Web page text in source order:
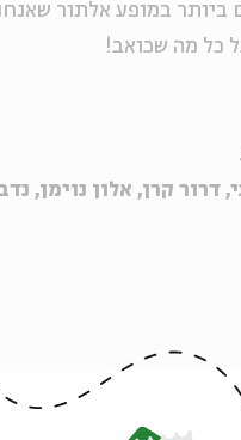
במופע אלתור
כל מה שכואב!
דרור קרן, אלון נוימן,